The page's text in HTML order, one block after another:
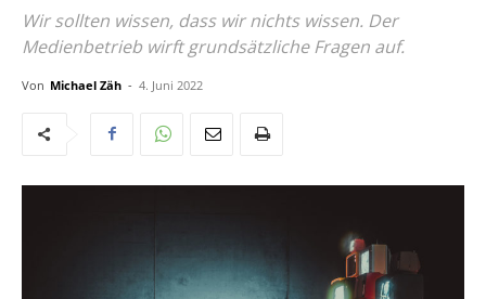
Wir sollten wissen, dass wir nichts wissen. Der
Medienbetrieb wirft grundsätzliche Fragen auf.
Von Michael Zäh - 4. Juni 2022